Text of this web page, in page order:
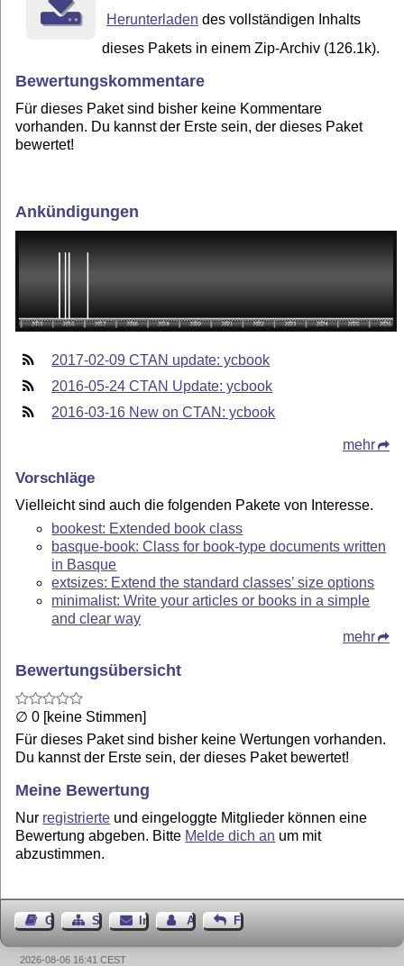
Herunterladen des vollständigen Inhalts
dieses Pakets in einem Zip-Archiv (126.1k).
Bewertungskommentare
Für dieses Paket sind bisher keine Kommentare
vorhanden. Du kannst der Erste sein, der dieses Paket
bewertet!
Ankündigungen
2017-02-09 CTAN update: ycbook
2016-05-24 CTAN Update: ycbook
2016-03-16 New on CTAN: ycbook
mehr
Vorschläge
Vielleicht sind auch die folgenden Pakete von Interesse.
bookest: Extended book class
basque-book: Class for book-type documents written
in Basque
extsizes: Extend the standard classes’ size options
minimalist: Write your articles or books in a simple
and clear way
mehr
Bewertungsübersicht
∅ 0 [keine Stimmen]
Für dieses Paket sind bisher keine Wertungen vorhanden.
Du kannst der Erste sein, der dieses Paket bewertet!
Meine Bewertung
Nur registrierte und eingeloggte Mitglieder können eine
Bewertung abgeben. Bitte Melde dich an um mit
abzustimmen.
GästebuchSeiten-Struktur
ImpressumAutor kontaktieren
Feedback
2026-08-06 16:41 CEST